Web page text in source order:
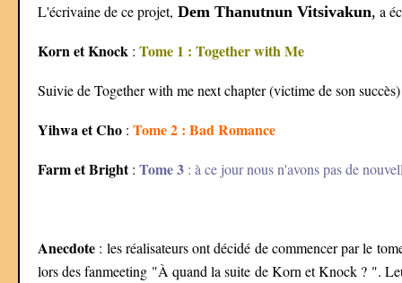
L'écrivaine de ce projet, Dem Thanutnun Vitsivakun, a
Korn et Knock : Tome 1 : Together with Me
Suivie de Together with me next chapter (victime de son succès)
Yihwa et Cho : Tome 2 : Bad Romance
Farm et Bright: Tome 3 : à ce jour nous n'avons pas de
Anecdote : les réalisateurs ont décidé de commencer par le
lors des fanmeeting "À quand la suite de Korn et Knock ? ".